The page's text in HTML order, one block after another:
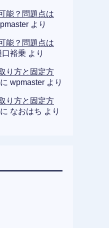
能？問題点は
より
能？問題点は
口裕乗 より
り方と固定方
に wpmaster より
り方と固定方
に なおはち より